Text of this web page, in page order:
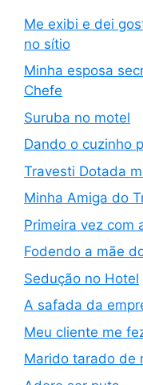
Me exibi e dei
no sítio
Minha esposa
Chefe
Suruba no motel
Dando o cuzinho
Travesti Dotada
Minha Amiga do
Primeira vez com
Fodendo a mãe
Sedução no Hotel
A safada da
Meu cliente me
Marido tarado de